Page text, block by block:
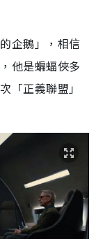
企鵝」，相信
他是蝙蝠俠多
「正義聯盟」